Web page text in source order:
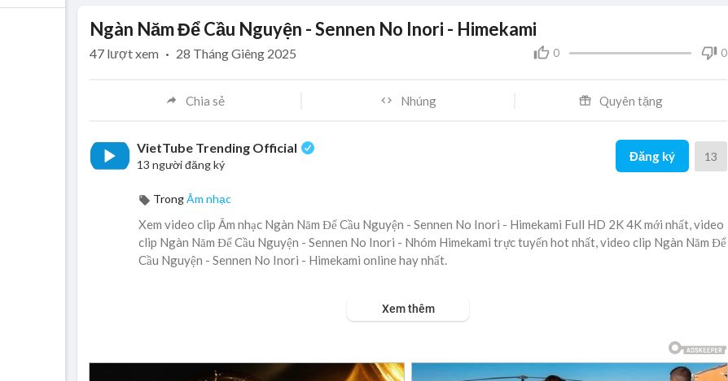
Ngàn Năm Để Cầu Nguyện - Sennen No Inori - Himekami
0 0
47 lượt xem · 28 Tháng Giêng 2025
Chia sẻ Nhúng Quyên tặng
VietTube Trending Official
13 người đăng ký
Đăng ký 13
TrongÂm nhạc
Xem video clip Âm nhạc Ngàn Năm Để Cầu Nguyện - Sennen No Inori - Himekami Full HD 2K 4K mới nhất, video
clip Ngàn Năm Để Cầu Nguyện - Sennen No Inori - Nhóm Himekami trực tuyến hot nhất, video clip Ngàn Năm Để
Cầu Nguyện - Sennen No Inori - Himekami online hay nhất.
Cho Tâm Hồn Nơi Này
Xem thêm